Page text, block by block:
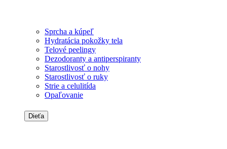
Sprcha a kúpeľ
Hydratácia pokožky tela
Telové peelingy
Dezodoranty a antiperspiranty
Starostlivosť o nohy
Starostlivosť o ruky
Strie a celulitída
Opaľovanie
Dieťa